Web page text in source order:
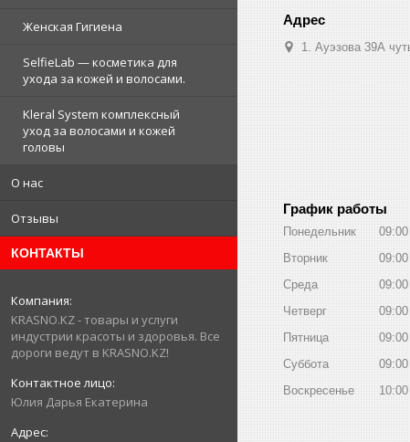
Женская Гигиена
SelfieLab — косметика для
ухода за кожей и волосами.
Kleral System комплексный
уход за волосами и кожей
головы
О нас
Отзывы
КОНТАКТЫ
KRASNO.KZ - товары и услуги
индустрии красоты и здоровья. Все
дороги ведут в KRASNO.KZ!
Юлия Дарья Екатерина
1. Ауэзова 39А чуть
График работы
Понедельник 09:00
Вторник
09:00
Среда
09:00
Четверг
09:00
Пятница
09:00
Суббота
09:00
Воскресенье
10:00